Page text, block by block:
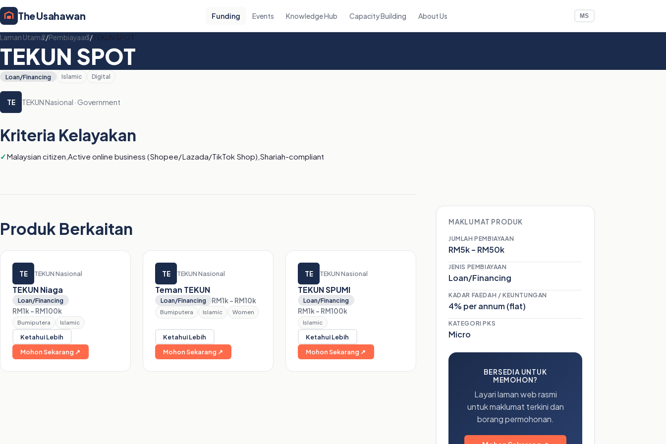
The Usahawan Funding Events Knowledge Hub Capacity Building About Us MS
Laman Utama/Pembiayaan/TEKUN SPOT
TEKUN SPOT
Loan/Financing Islamic Digital
TE TEKUN Nasional · Government
Kriteria Kelayakan
Malaysian citizen,Active online business (Shopee/Lazada/TikTok Shop),Shariah-compliant
Produk Berkaitan
TE TEKUN Nasional
TEKUN Niaga
Loan/Financing
RM1k – RM100k
Bumiputera Islamic
Ketahui Lebih
Mohon Sekarang ↗
TE TEKUN Nasional
Teman TEKUN
Loan/Financing RM1k – RM10k
Bumiputera Islamic Women
Ketahui Lebih
Mohon Sekarang ↗
TE TEKUN Nasional
TEKUN SPUMI
Loan/Financing
RM1k – RM100k
Islamic
Ketahui Lebih
Mohon Sekarang ↗
MAKLUMAT PRODUK
JUMLAH PEMBIAYAAN
RM5k – RM50k
JENIS PEMBIAYAAN
Loan/Financing
KADAR FAEDAH / KEUNTUNGAN
4% per annum (flat)
KATEGORI PKS
Micro
BERSEDIA UNTUK
MEMOHON?
Layari laman web rasmi
untuk maklumat terkini dan
borang permohonan.